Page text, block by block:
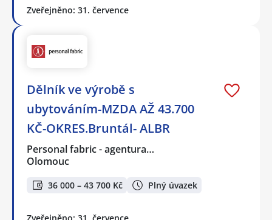
Zveřejněno: 31. července
Dělník ve výrobě s
ubytováním-MZDA AŽ 43.700
KČ-OKRES.Bruntál- ALBR
Personal fabric - agentura…
Olomouc
36 000 – 43 700 Kč Plný úvazek